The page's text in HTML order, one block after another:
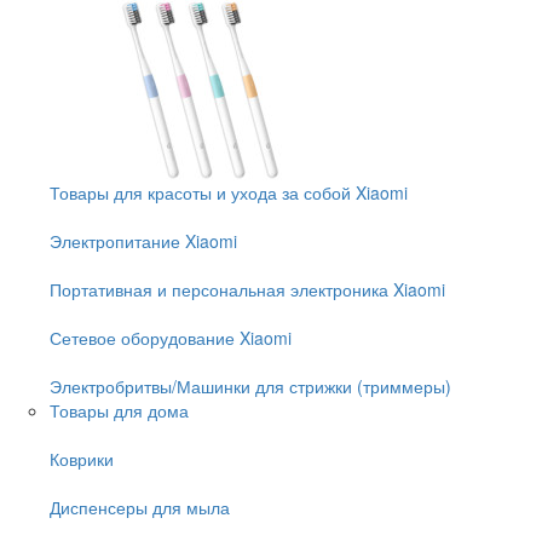
Товары для красоты и ухода за собой Xiaomi
Электропитание Xiaomi
Портативная и персональная электроника Xiaomi
Сетевое оборудование Xiaomi
Электробритвы/Машинки для стрижки (триммеры)
Товары для дома
Коврики
Диспенсеры для мыла